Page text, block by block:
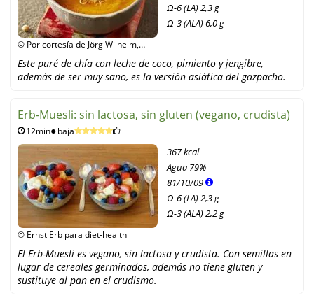
© Por cortesía de Jörg Wilhelm,
Unimedica Verlag
Ω-6 (LA) 2,3 g
Ω-3 (ALA) 6,0 g
Este puré de chía con leche de coco, pimiento y jengibre,
además de ser muy sano, es la versión asiática del gazpacho.
Erb-Muesli: sin lactosa, sin gluten (vegano, crudista)
12min baja
© Ernst Erb para diet-health
367 kcal
Agua 79%
81/10/09
Ω-6 (LA) 2,3 g
Ω-3 (ALA) 2,2 g
El Erb-Muesli es vegano, sin lactosa y crudista. Con semillas en
lugar de cereales germinados, además no tiene gluten y
sustituye al pan en el crudismo.